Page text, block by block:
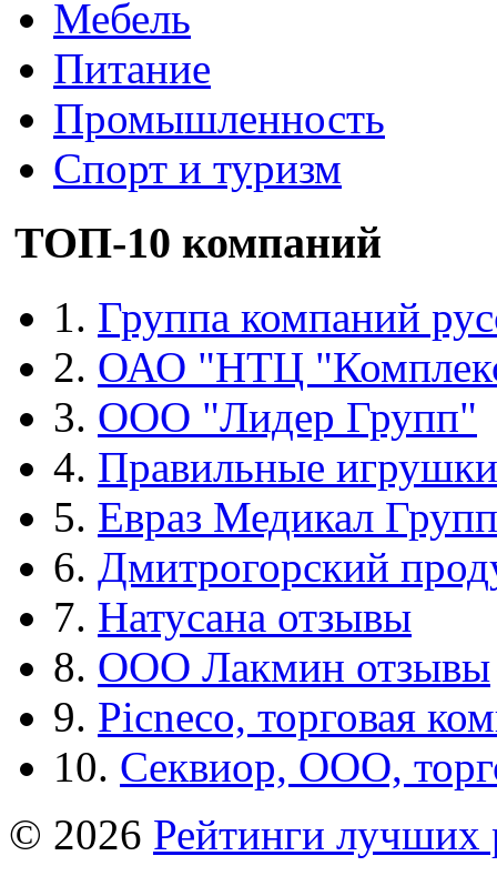
Мебель
Питание
Промышленность
Спорт и туризм
ТОП-10 компаний
1. Группа компаний
2. ОАО "НТЦ
3. ООО "Лидер Групп"
4. Правильные игрушки
5. Евраз Медикал Групп
6. Дмитрогорский
7. Натусана отзывы
8. ООО Лакмин отзывы
9. Picneco, торговая
10. Секвиор, ООО,
© 2026 Рейтинги лучших